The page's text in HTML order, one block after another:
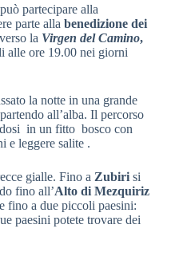
partecipare alla
parte alla benedizione dei
la Virgen del Camino,
alle ore 19.00 nei giorni
la notte in una grande
all’alba. Il percorso
in un fitto bosco con
e leggere salite .
gialle. Fino a Zubiri si
fino all’Alto di Mezquiriz
fino a due piccoli paesini:
paesini potete trovare dei